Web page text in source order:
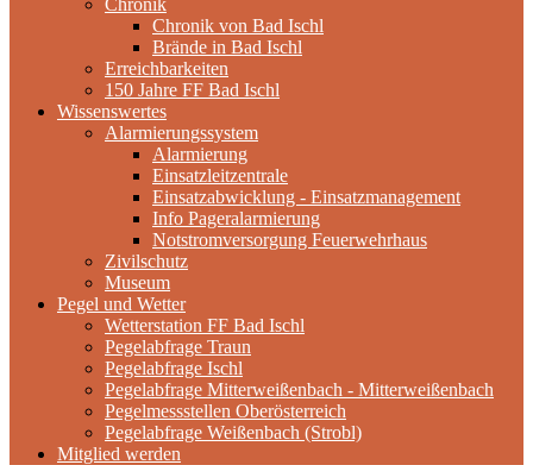
Chronik
Chronik von Bad Ischl
Brände in Bad Ischl
Erreichbarkeiten
150 Jahre FF Bad Ischl
Wissenswertes
Alarmierungssystem
Alarmierung
Einsatzleitzentrale
Einsatzabwicklung - Einsatzmanagement
Info Pageralarmierung
Notstromversorgung Feuerwehrhaus
Zivilschutz
Museum
Pegel und Wetter
Wetterstation FF Bad Ischl
Pegelabfrage Traun
Pegelabfrage Ischl
Pegelabfrage Mitterweißenbach - Mitterweißenbach
Pegelmessstellen Oberösterreich
Pegelabfrage Weißenbach (Strobl)
Mitglied werden